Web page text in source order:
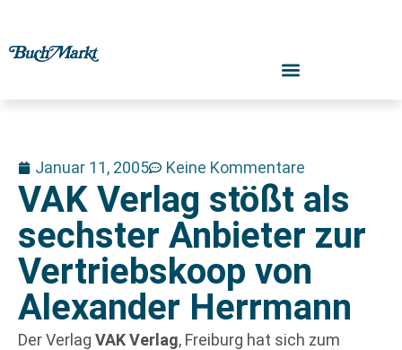
Januar 11, 2005 Keine Kommentare
VAK Verlag stößt als
sechster Anbieter zur
Vertriebskoop von
Alexander Herrmann
Der Verlag VAK Verlag, Freiburg hat sich zum